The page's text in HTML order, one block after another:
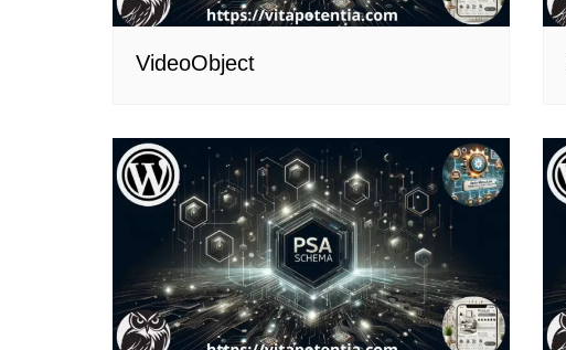
VideoObject